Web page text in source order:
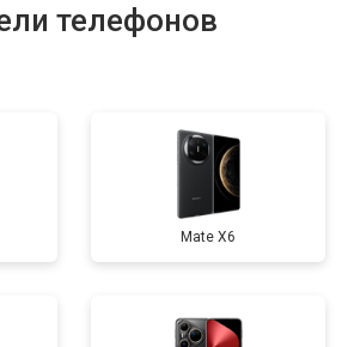
телефонов
Mate X6